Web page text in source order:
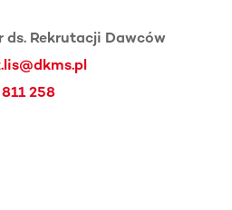
ds. Rekrutacji Dawców
258